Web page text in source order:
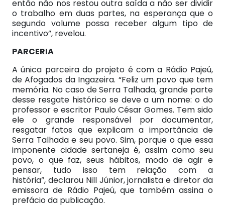
então não nos restou outra saída a não ser dividir
o trabalho em duas partes, na esperança que o
segundo volume possa receber algum tipo de
incentivo”, revelou.
PARCERIA
A única parceira do projeto é com a Rádio Pajeú,
de Afogados da Ingazeira. “Feliz um povo que tem
memória. No caso de Serra Talhada, grande parte
desse resgate histórico se deve a um nome: o do
professor e escritor Paulo César Gomes. Tem sido
ele o grande responsável por documentar,
resgatar fatos que explicam a importância de
Serra Talhada e seu povo. Sim, porque o que essa
imponente cidade sertaneja é, assim como seu
povo, o que faz, seus hábitos, modo de agir e
pensar, tudo isso tem relação com a
história”, declarou Nill Júnior, jornalista e diretor da
emissora de Rádio Pajeú, que também assina o
prefácio da publicação.